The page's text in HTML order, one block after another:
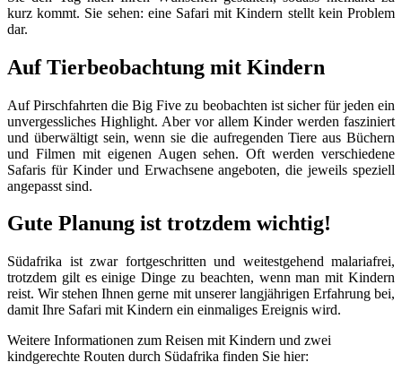
kurz kommt. Sie sehen: eine Safari mit Kindern stellt kein Problem
dar.
Auf Tierbeobachtung mit Kindern
Auf Pirschfahrten die Big Five zu beobachten ist sicher für jeden ein
unvergessliches Highlight. Aber vor allem Kinder werden fasziniert
und überwältigt sein, wenn sie die aufregenden Tiere aus Büchern
und Filmen mit eigenen Augen sehen. Oft werden verschiedene
Safaris für Kinder und Erwachsene angeboten, die jeweils speziell
angepasst sind.
Gute Planung ist trotzdem wichtig!
Südafrika ist zwar fortgeschritten und weitestgehend malariafrei,
trotzdem gilt es einige Dinge zu beachten, wenn man mit Kindern
reist. Wir stehen Ihnen gerne mit unserer langjährigen Erfahrung bei,
damit Ihre Safari mit Kindern ein einmaliges Ereignis wird.
Weitere Informationen zum Reisen mit Kindern und zwei
kindgerechte Routen durch Südafrika finden Sie hier: